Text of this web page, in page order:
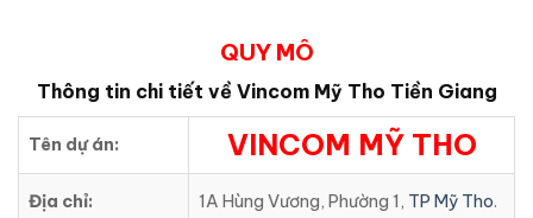
QUY MÔ
Thông tin chi tiết về Vincom Mỹ Tho Tiền Giang
Tên dự án: VINCOM MỸ THO
Địa chỉ: 1A Hùng Vương, Phường 1, TP Mỹ Tho.